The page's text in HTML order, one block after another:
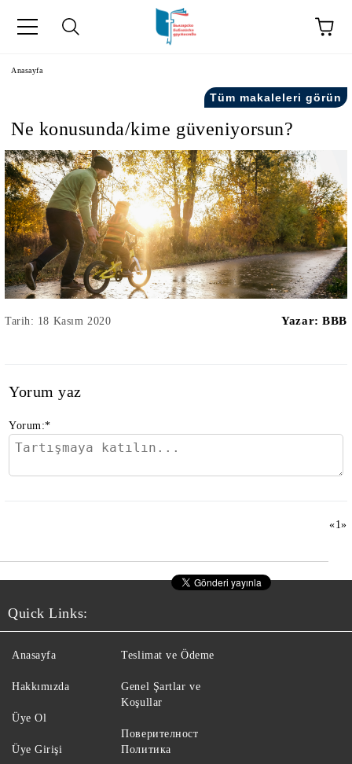
на турски.
in Turkish.
Anasayfa
Tüm makaleleri görün
Ne konusunda/kime güveniyorsun?
Tarih: 18 Kasım 2020 Yazar: BBB
Yorum yaz
Yorum:*
«1»
Quick Links:
Anasayfa
Hakkımızda
Üye Ol
Üye Girişi
Teslimat ve Ödeme
Genel Şartlar ve
Koşullar
Поверителност
Политика